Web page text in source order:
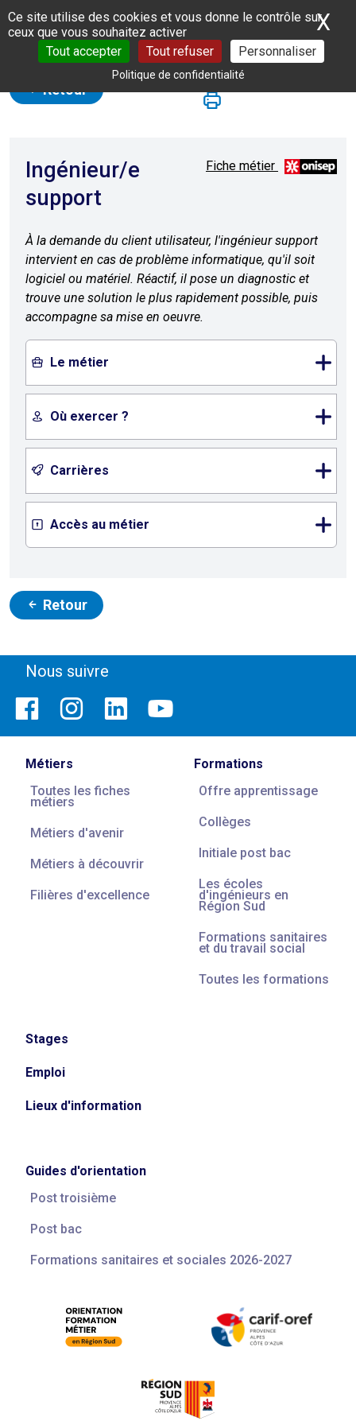
Panneau de gestion des cookies
Ce site utilise des cookies et vous donne le contrôle sur
ceux que vous souhaitez activer
Tout accepter
Tout refuser Personnaliser
Politique de confidentialité
X
Retour
Ingénieur/e
support
Fiche métier
À la demande du client utilisateur, l'ingénieur support
intervient en cas de problème informatique, qu'il soit
logiciel ou matériel. Réactif, il pose un diagnostic et
trouve une solution le plus rapidement possible, puis
accompagne sa mise en oeuvre.
Le métier
Où exercer ?
Carrières
Accès au métier
Retour
Nous suivre
Métiers
Toutes les fiches
métiers
Métiers d'avenir
Métiers à découvrir
Filières d'excellence
Formations
Offre apprentissage
Collèges
Initiale post bac
Les écoles
d'ingénieurs en
Région Sud
Formations sanitaires
et du travail social
Toutes les formations
Stages
Emploi
Lieux d'information
Guides d'orientation
Post troisième
Post bac
Formations sanitaires et sociales 2026-2027